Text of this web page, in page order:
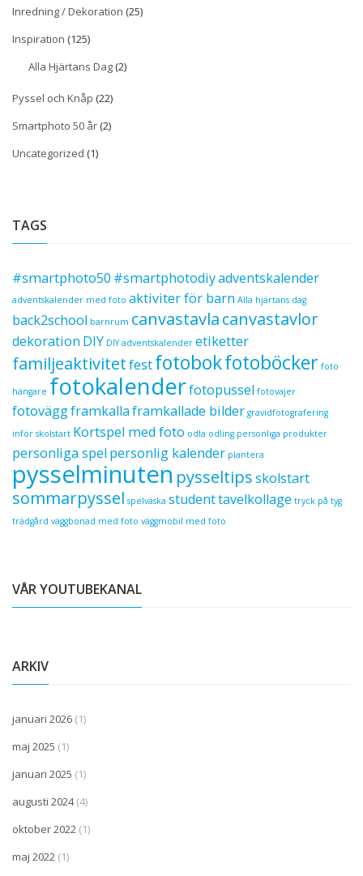
Inredning / Dekoration (25)
Inspiration (125)
Alla Hjärtans Dag(2)
Pyssel och Knåp (22)
Smartphoto 50 år(2)
Uncategorized (1)
TAGS
#smartphoto50 #smartphotodiyadventskalender
adventskalender med foto aktiviter för barn Alla hjärtans dag
back2school barnrum canvastavlacanvastavlor
dekoration DIY DIY adventskalender etiketter
familjeaktivitetfestfotobokfotoböcker foto
hängare fotokalenderfotopussel fotovajer
fotoväggframkallaframkallade bilder gravidfotografering
inför skolstart Kortspel med foto odla odling personliga produkter
personliga spelpersonlig kalender plantera
pysselminuten pysseltipsskolstart
sommarpyssel spelväska studenttavelkollage tryck på tyg
trädgård väggbonad med foto väggmobil med foto
VÅR YOUTUBEKANAL
ARKIV
januari 2026 (1)
maj 2025 (1)
januari 2025 (1)
augusti 2024(4)
oktober 2022 (1)
maj 2022 (1)